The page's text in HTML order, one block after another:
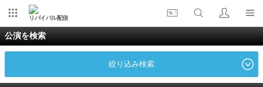
リバイバル配信
公演を検索
絞り込み検索